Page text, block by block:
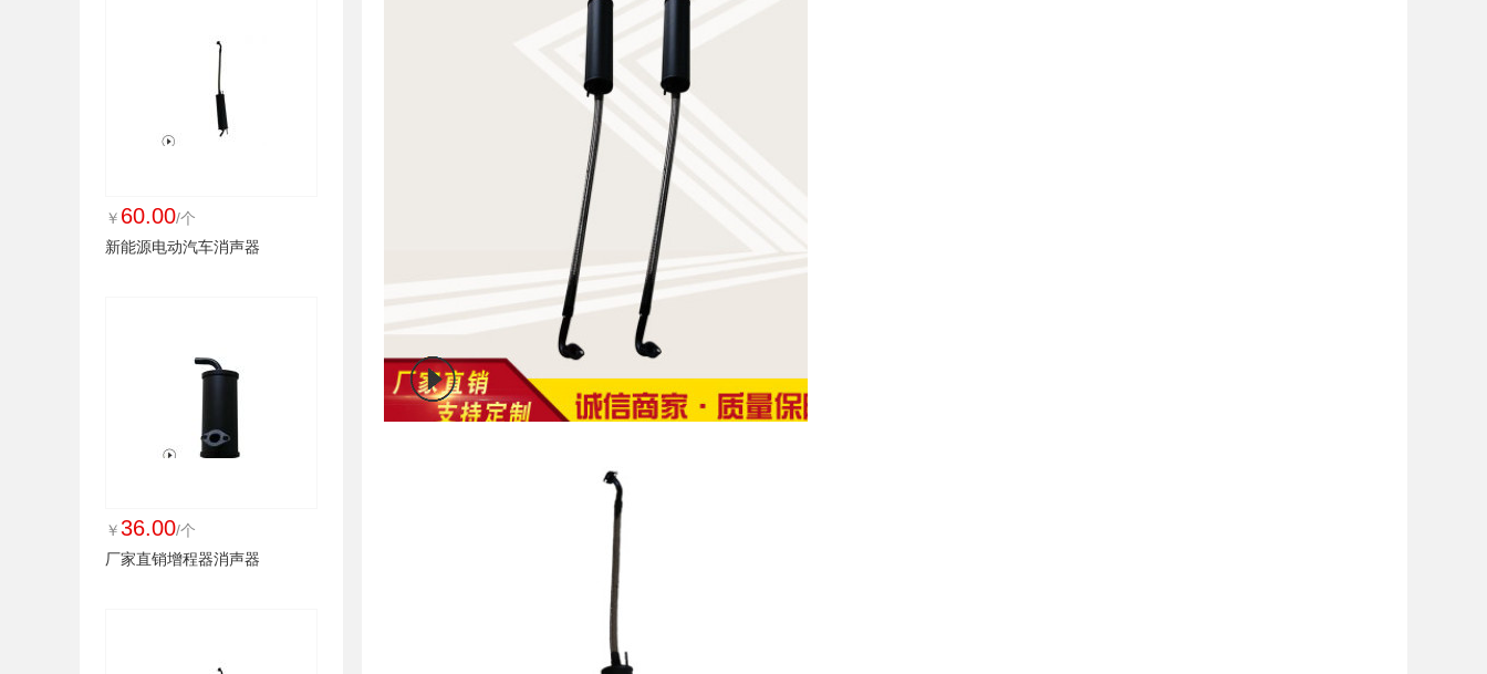
￥ 60.00/个
新能源电动汽车消声器
￥36.00/个
厂家直销增程器消声器